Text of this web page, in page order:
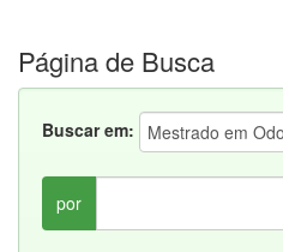
Página de Busca
Buscar em:
por